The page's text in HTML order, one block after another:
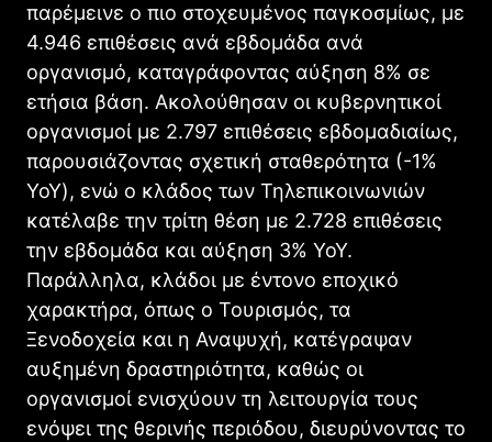
παρέμεινε ο πιο στοχευμένος παγκοσμίως, με
4.946 επιθέσεις ανά εβδομάδα ανά
οργανισμό, καταγράφοντας αύξηση 8% σε
ετήσια βάση. Ακολούθησαν οι κυβερνητικοί
οργανισμοί με 2.797 επιθέσεις εβδομαδιαίως,
παρουσιάζοντας σχετική σταθερότητα (-1%
YoY), ενώ ο κλάδος των Τηλεπικοινωνιών
κατέλαβε την τρίτη θέση με 2.728 επιθέσεις
την εβδομάδα και αύξηση 3% YoY.
Παράλληλα, κλάδοι με έντονο εποχικό
χαρακτήρα, όπως ο Τουρισμός, τα
Ξενοδοχεία και η Αναψυχή, κατέγραψαν
αυξημένη δραστηριότητα, καθώς οι
οργανισμοί ενισχύουν τη λειτουργία τους
ενόψει της θερινής περιόδου, διευρύνοντας το